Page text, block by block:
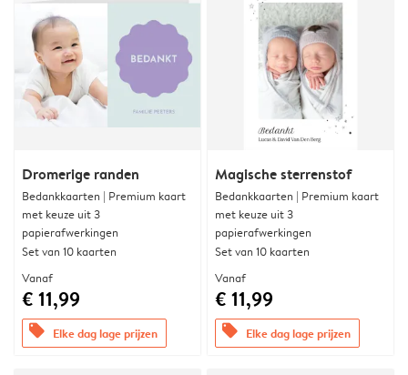
Dromerige randen
Bedankkaarten | Premium kaart
met keuze uit 3
papierafwerkingen
Set van 10 kaarten
Vanaf
€ 11,99
offers Elke dag lage prijzen
Magische sterrenstof
Bedankkaarten | Premium kaart
met keuze uit 3
papierafwerkingen
Set van 10 kaarten
Vanaf
€ 11,99
offers Elke dag lage prijzen